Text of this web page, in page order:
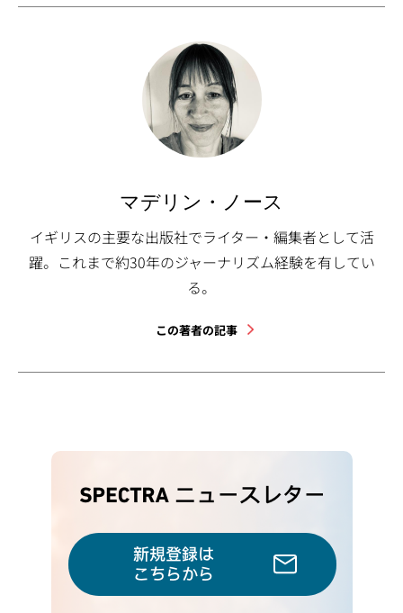
マデリン・ノース
イギリスの主要な出版社でライター・編集者として活
躍。これまで約30年のジャーナリズム経験を有してい
る。
この著者の記事